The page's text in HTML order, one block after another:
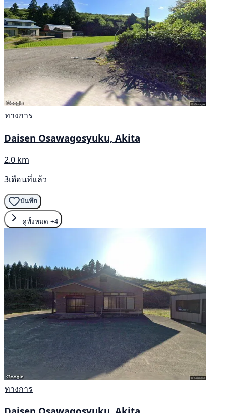
ทางการ
Daisen Osawagosyuku, Akita
2.0 km
3เดือนที่แล้ว
บันทึก
ดูทั้งหมด +4
ทางการ